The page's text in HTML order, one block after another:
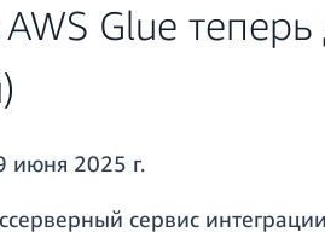
Glue
июня 2025 г.
сервис